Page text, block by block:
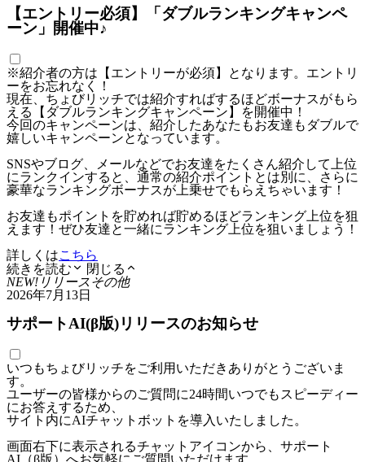
【エントリー必須】「ダブルランキングキャンペ
ーン」開催中♪
※紹介者の方は【エントリーが必須】となります。エントリ
ーをお忘れなく！
現在、ちょびリッチでは紹介すればするほどボーナスがもら
える【ダブルランキングキャンペーン】を開催中！
今回のキャンペーンは、紹介したあなたもお友達もダブルで
嬉しいキャンペーンとなっています。
SNSやブログ、メールなどでお友達をたくさん紹介して上位
にランクインすると、通常の紹介ポイントとは別に、さらに
豪華なランキングボーナスが上乗せでもらえちゃいます！
お友達もポイントを貯めれば貯めるほどランキング上位を狙
えます！ぜひ友達と一緒にランキング上位を狙いましょう！
詳しくはこちら
続きを読む
閉じる
NEW! リリースその他
2026年7月13日
サポートAI(β版)リリースのお知らせ
いつもちょびリッチをご利用いただきありがとうございま
す。
ユーザーの皆様からのご質問に24時間いつでもスピーディー
にお答えするため、
サイト内にAIチャットボットを導入いたしました。
画面右下に表示されるチャットアイコンから、サポート